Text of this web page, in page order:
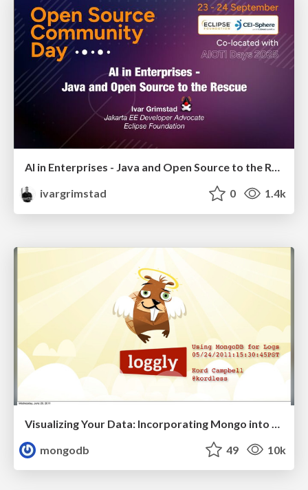
AI in Enterprises - Java and Open Source to the Rescue
ivargrimstad
0 1.4k
mongodb
49 10k